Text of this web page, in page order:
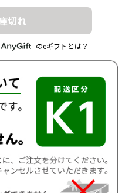
切れ
のeギフトとは？